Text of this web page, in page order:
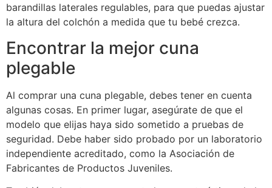
barandillas laterales regulables, para que puedas ajustar
la altura del colchón a medida que tu bebé crezca.
Encontrar la mejor cuna
plegable
Al comprar una cuna plegable, debes tener en cuenta
algunas cosas. En primer lugar, asegúrate de que el
modelo que elijas haya sido sometido a pruebas de
seguridad. Debe haber sido probado por un laboratorio
independiente acreditado, como la Asociación de
Fabricantes de Productos Juveniles.